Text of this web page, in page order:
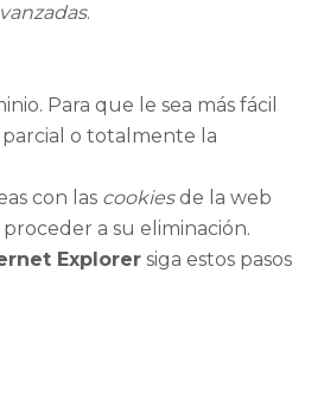
.
Para que le sea más fácil
o totalmente la
con las cookiesde la web
a su eliminación.
Explorer siga estos pasos